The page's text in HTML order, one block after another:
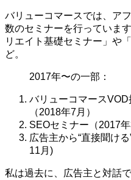
バリューコマースでは、ア
数のセミナーを行っていま
リエイト基礎セミナー」や
ど。
2017年〜の一部：
バリューコマースVOD
（2018年7月）
SEOセミナー（2017年
広告主から“直接聞け
11月)
私は過去に、広告主と対話